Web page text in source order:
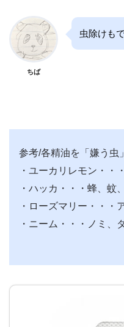
ちば
虫除けも
参考/各精油を「嫌う虫」
・ユーカリレモン・・
・ハッカ・・・蜂、蚊
・ローズマリー・・・
・ニーム・・・ノミ、